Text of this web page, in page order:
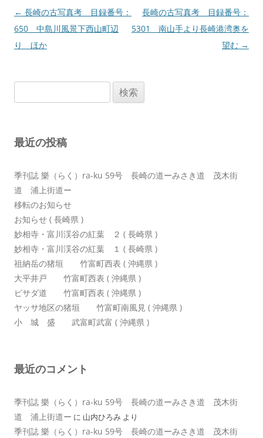
投
稿
ナ
ン
← 長崎の古写真考 目録番号：
650 中島川風景下西山町辺
り ほか
長崎の古写真考 目録番号：
5301 南山手より長崎港湾奥を
望む →
索:
最近の投稿
季刊誌 樂（らく）ra-ku 59号 長崎の道ーみさき道 茂木街
道 浦上街道ー
移転のお知らせ
お知らせ ( 長崎県 )
妙相寺・富川渓谷の紅葉 ２ ( 長崎県 )
妙相寺・富川渓谷の紅葉 １ ( 長崎県 )
祖納岳の猪垣 竹富町西表 ( 沖縄県 )
大平井戸 竹富町西表 ( 沖縄県 )
ピサダ道 竹富町西表 ( 沖縄県 )
ヤッサ地区の猪垣 竹富町南風見 ( 沖縄県 )
小 城 盛 武富町武富 ( 沖縄県 )
最近のコメント
季刊誌 樂（らく）ra-ku 59号 長崎の道ーみさき道 茂木街
道 浦上街道ー に 山内ひろみ より
季刊誌 樂（らく）ra-ku 59号 長崎の道ーみさき道 茂木街